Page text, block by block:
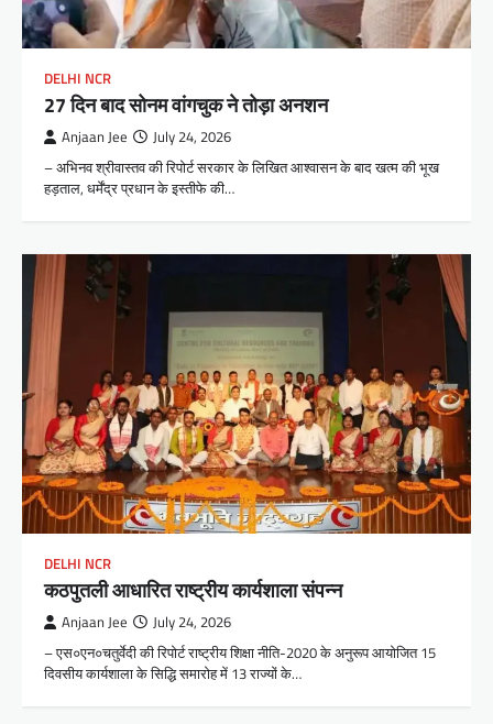
DELHI NCR
27 दिन बाद सोनम वांगचुक ने तोड़ा अनशन
Anjaan Jee July 24, 2026
– अभिनव श्रीवास्तव की रिपोर्ट सरकार के लिखित आश्वासन के बाद खत्म की भूख
हड़ताल, धर्मेंद्र प्रधान के इस्तीफे की…
DELHI NCR
कठपुतली आधारित राष्ट्रीय कार्यशाला संपन्न
Anjaan Jee July 24, 2026
– एस०एन०चतुर्वेदी की रिपोर्ट राष्ट्रीय शिक्षा नीति-2020 के अनुरूप आयोजित 15
दिवसीय कार्यशाला के सिद्धि समारोह में 13 राज्यों के…